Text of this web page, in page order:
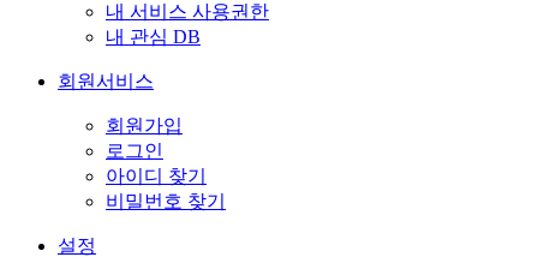
내 서비스 사용권한
내 관심 DB
회원서비스
회원가입
로그인
아이디 찾기
비밀번호 찾기
설정